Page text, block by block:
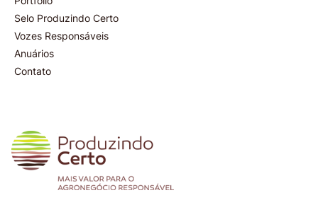
Selo Produzindo Certo
Vozes Responsáveis
Anuários
Contato